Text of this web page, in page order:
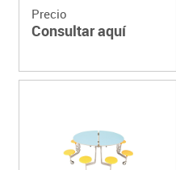
Precio
Consultar aquí